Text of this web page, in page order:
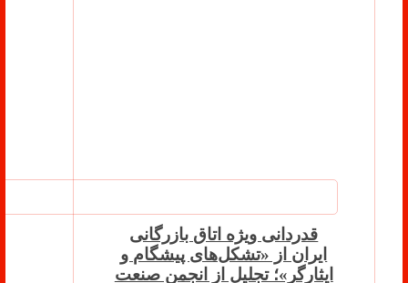
قدردانی ویژه اتاق بازرگانی
ایران از «تشکل‌های پیشگام و
ایثارگر»؛ تجلیل از انجمن صنعت